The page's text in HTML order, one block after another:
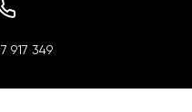
917 349